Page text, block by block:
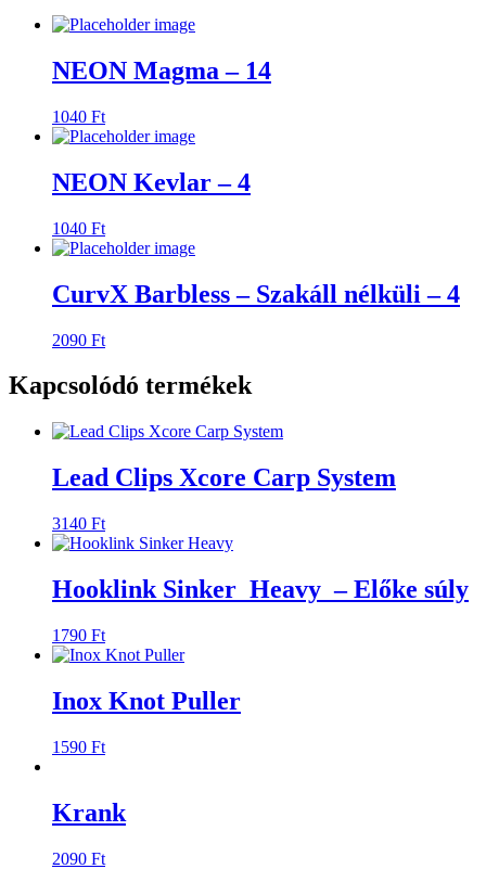
NEON Magma – 14
1040 Ft
NEON Kevlar – 4
1040 Ft
CurvX Barbless – Szakáll nélküli – 4
2090 Ft
Kapcsolódó termékek
Lead Clips Xcore Carp System
3140 Ft
Hooklink Sinker Heavy – Előke súly
1790 Ft
Inox Knot Puller
1590 Ft
Krank
2090 Ft